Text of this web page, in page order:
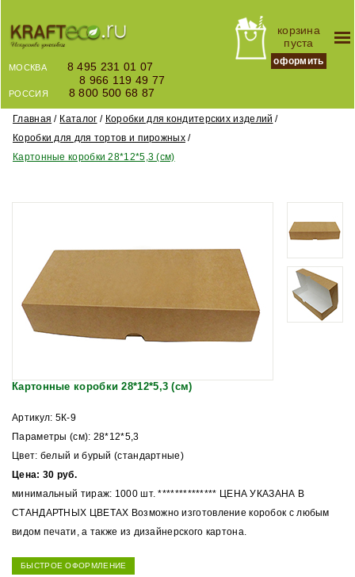
корзина
пуста
оформить
МОСКВА
8 495 231 01 07
8 966 119 49 77
РОССИЯ 8 800 500 68 87
Главная Каталог
Коробки для кондитерских изделий
Коробки для для тортов и пирожных
Картонные коробки 28*12*5,3 (см)
Картонные коробки 28*12*5,3 (см)
Артикул: 5К-9
Параметры (см): 28*12*5,3
Цвет: белый и бурый (стандартные)
Цена: 30 руб.
минимальный тираж: 1000 шт. ************** ЦЕНА УКАЗАНА В
СТАНДАРТНЫХ ЦВЕТАХ Возможно изготовление коробок с любым
видом печати, а также из дизайнерского картона.
БЫСТРОЕ ОФОРМЛЕНИЕ